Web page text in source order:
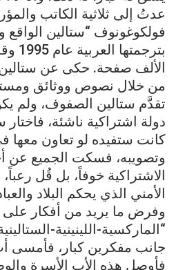
عدتُ إلى ثلاثية الكاتب
فولكوغونوف “ستالين الواقع
الألف صفحة. حكى عن
من خلال نصوص ووثائق
تقدَّم ستالين الصفوف، ولم
دولة اشتراكية ناشئة،
كانت ستفيده لو تعاون معها
وتصويبه، فسكت الجميع عن
الاشتراكية خوفاً، بل قُل
الأمني الذي يحكم البلاد
وفرض ما يريد من أفكار على
“الماركسية-اللينينية-
جانب مفكرين كبار، فأمسى
فأوصل هذه الأب الأسرة